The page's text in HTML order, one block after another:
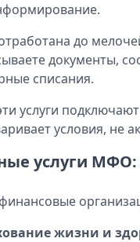
до
документы,
списания.
услуги
условия, не
услуги
жизни и